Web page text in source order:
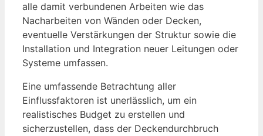
alle damit verbundenen Arbeiten wie das
Nacharbeiten von Wänden oder Decken,
eventuelle Verstärkungen der Struktur sowie die
Installation und Integration neuer Leitungen oder
Systeme umfassen.
Eine umfassende Betrachtung aller
Einflussfaktoren ist unerlässlich, um ein
realistisches Budget zu erstellen und
sicherzustellen, dass der Deckendurchbruch